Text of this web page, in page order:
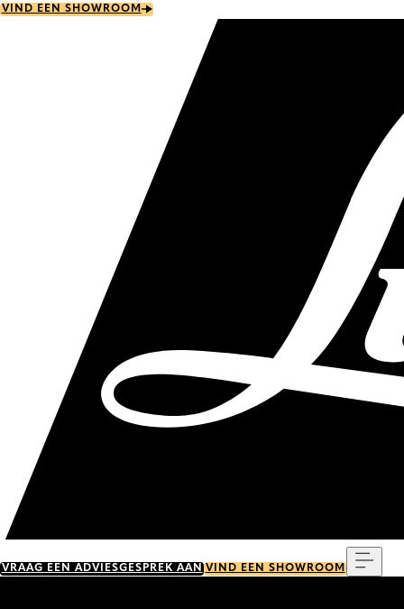
Skip
VIND EEN SHOWROOM
VRAAG EEN ADVIESGESPREK AAN VIND EEN SHOWROOM